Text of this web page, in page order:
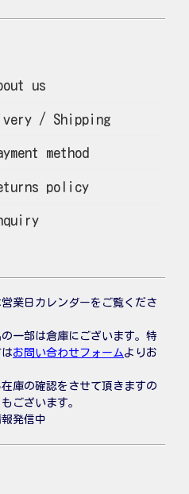
us
/ Shipping
method
policy
業日カレンダーをご覧くださ
一部は倉庫にございます。特
お問い合わせフォームよりお
庫の確認をさせて頂きますの
ございます。
発信中